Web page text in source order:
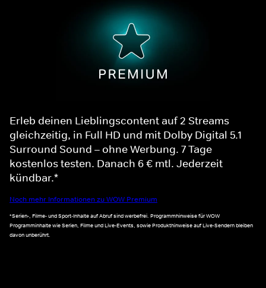
Erleb deinen Lieblingscontent auf 2 Streams
gleichzeitig, in Full HD und mit Dolby Digital 5.1
Surround Sound – ohne Werbung. 7 Tage
kostenlos testen. Danach 6 € mtl. Jederzeit
kündbar.*
Noch mehr Informationen zu WOW Premium
*Serien-, Filme- und Sport-Inhalte auf Abruf sind werbefrei. Programmhinweise für WOW
Programminhalte wie Serien, Filme und Live-Events, sowie Produkthinweise auf Live-Sendern bleiben
davon unberührt.